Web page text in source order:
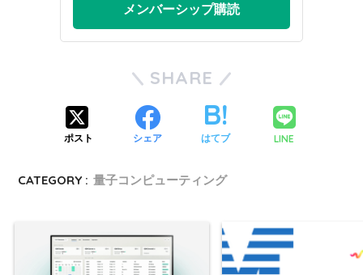
メンバーシップ購読
SHARE
ポスト シェア はてブ LINE
CATEGORY : 量子コンピューティング